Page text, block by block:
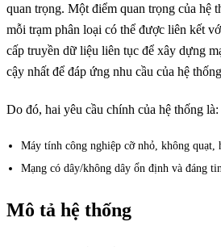
quan trọng. Một điểm quan trọng của hệ
mỗi trạm phân loại có thể được liên kết
cấp truyền dữ liệu liên tục để xây dựng
cậy nhất để đáp ứng nhu cầu của hệ
Do đó, hai yêu cầu chính của hệ thống là:
Máy tính công nghiệp cỡ nhỏ, không quạt,
Mạng có dây/không dây ổn định và đáng
Mô tả hệ thống